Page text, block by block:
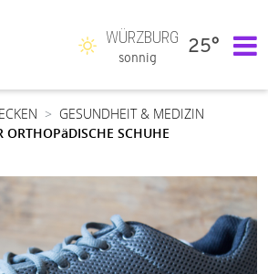
WÜRZBURG
sonnig
25°
GESUNDHEIT & MEDIZIN
ORTHOPäDISCHE SCHUHE